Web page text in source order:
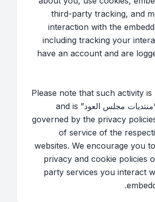
third-party tracking, and
interaction with the
including tracking your
have an account and are
Please note that such activity
control of “منتديات مجلس العود” and is
governed by the privacy
of service of the
websites. We encourage you
privacy and cookie policies
party services you interact